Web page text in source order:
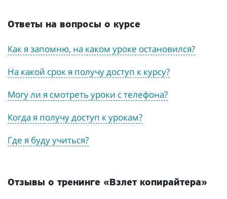
Ответы на вопросы о курсе
Как я запомню, на каком уроке остановился?
На какой срок я получу доступ к курсу?
Могу ли я смотреть уроки с телефона?
Когда я получу доступ к урокам?
Где я буду учиться?
Отзывы о тренинге «Взлет копирайтера»